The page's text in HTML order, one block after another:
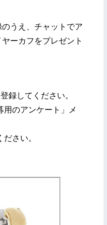
うえ、チャットでア
ーカフをプレゼント
録してください。
のアンケート」メ
さい。